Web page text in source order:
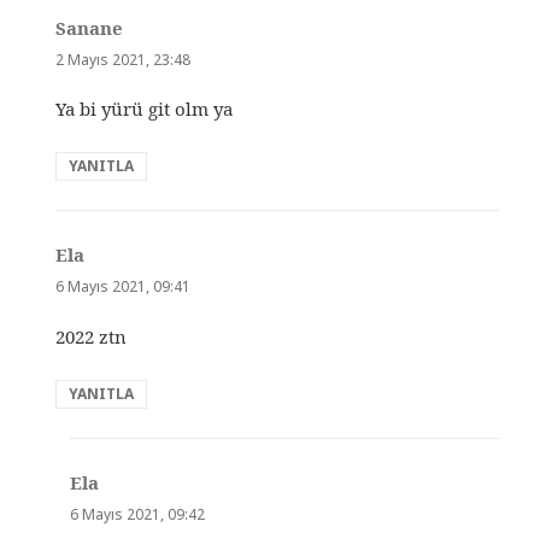
Sanane
ki:
2 Mayıs 2021, 23:48
Ya bi yürü git olm ya
YANITLA
Ela
ki:
6 Mayıs 2021, 09:41
2022 ztn
YANITLA
Ela
ki:
6 Mayıs 2021, 09:42